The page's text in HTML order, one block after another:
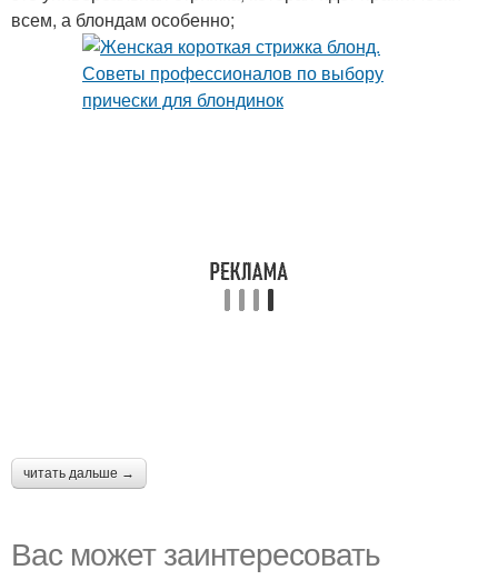
всем, а блондам особенно;
читать дальше →
Вас может заинтересовать